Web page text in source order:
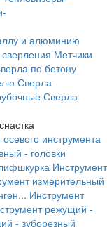
и алюминию
Метчики
по бетону
Сверла
Сверла
инструмента
- головки
Инструмент
измерительный
Инструмент
режущий -
- зуборезный